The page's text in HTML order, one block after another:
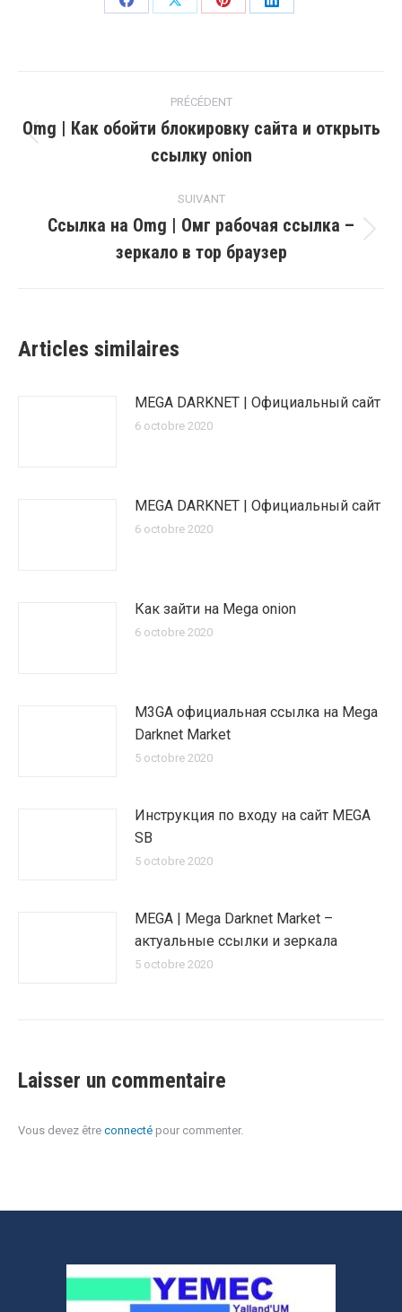
PRÉCÉDENT
Omg | Как обойти блокировку сайта и открыть
ссылку onion
SUIVANT
Ссылка на Omg | Омг рабочая ссылка –
зеркало в тор браузер
Articles similaires
MEGA DARKNET | Официальный сайт
6 octobre 2020
MEGA DARKNET | Официальный сайт
6 octobre 2020
Как зайти на Mega onion
6 octobre 2020
M3GA официальная ссылка на Mega
Darknet Market
5 octobre 2020
Инструкция по входу на сайт MEGA
SB
5 octobre 2020
MEGA | Mega Darknet Market –
актуальные ссылки и зеркала
5 octobre 2020
Laisser un commentaire
Vous devez être connecté pour commenter.